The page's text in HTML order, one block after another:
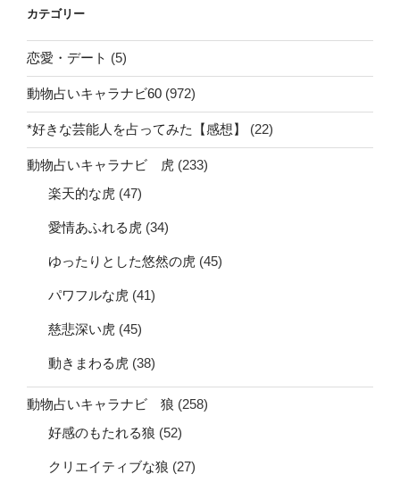
カテゴリー
恋愛・デート (5)
動物占いキャラナビ60 (972)
*好きな芸能人を占ってみた【感想】 (22)
動物占いキャラナビ 虎 (233)
楽天的な虎 (47)
愛情あふれる虎 (34)
ゆったりとした悠然の虎 (45)
パワフルな虎 (41)
慈悲深い虎 (45)
動きまわる虎 (38)
動物占いキャラナビ 狼 (258)
好感のもたれる狼 (52)
クリエイティブな狼 (27)